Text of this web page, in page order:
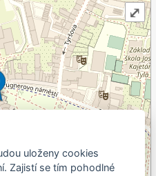
⤢
uloženy cookies
Zajistí se tím pohodlné